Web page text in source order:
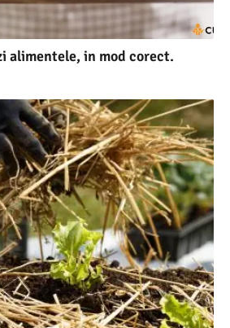
alimentele, in mod corect.